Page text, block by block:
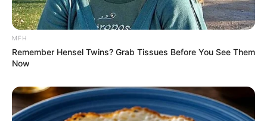
10 Pose Manekin Anti
Mainstream yang Konyol
MFH
Remember Hensel Twins? Grab Tissues Before You See Them
Now